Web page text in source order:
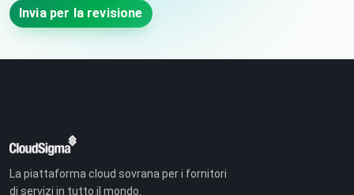
Invia per la revisione
La piattaforma cloud sovrana per i fornitori
di servizi in tutto il mondo.